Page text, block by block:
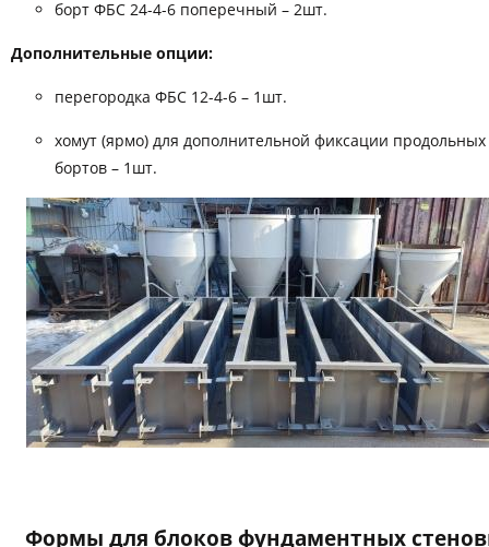
борт ФБС 24-4-6 поперечный – 2шт.
Дополнительные опции:
перегородка ФБС 12-4-6 – 1шт.
хомут (ярмо) для дополнительной фиксации продольных
бортов – 1шт.
Формы для блоков фундаментных